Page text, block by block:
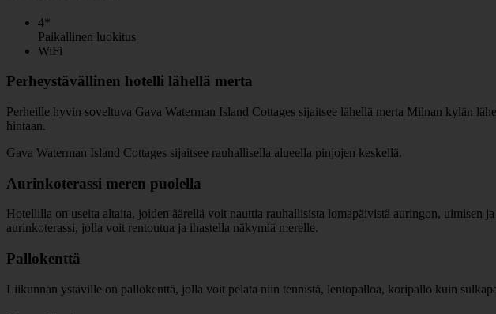
4*
Paikallinen luokitus
WiFi
Perheystävällinen hotelli lähellä merta
Perheille hyvin soveltuva Gava Waterman Island Cottages sijaitsee lähellä merta Milnan kylän
hintaan.
Gava Waterman Island Cottages sijaitsee rauhallisella alueella pinjojen keskellä.
Aurinkoterassi meren puolella
Hotellilla on useita altaita, joiden äärellä voit nauttia rauhallisista lomapäivistä auringon, uimisen
aurinkoterassi, jolla voit rentoutua ja ihastella näkymiä merelle.
Pallokenttä
Liikunnan ystäville on pallokenttä, jolla voit pelata niin tennistä, lentopalloa, koripallo kuin